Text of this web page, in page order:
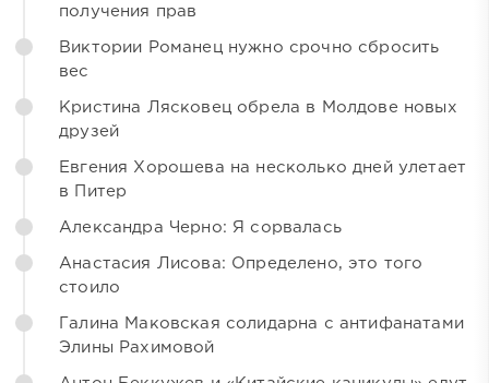
получения прав
Виктории Романец нужно срочно сбросить
вес
Кристина Лясковец обрела в Молдове новых
друзей
Евгения Хорошева на несколько дней улетает
в Питер
Александра Черно: Я сорвалась
Анастасия Лисова: Определено, это того
стоило
Галина Маковская солидарна с антифанатами
Элины Рахимовой